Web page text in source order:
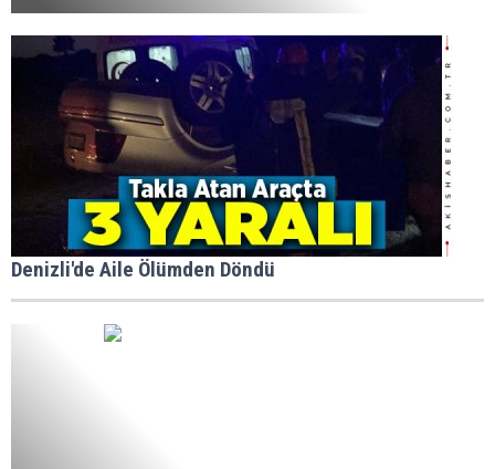
Denizli'de Aile Ölümden Döndü